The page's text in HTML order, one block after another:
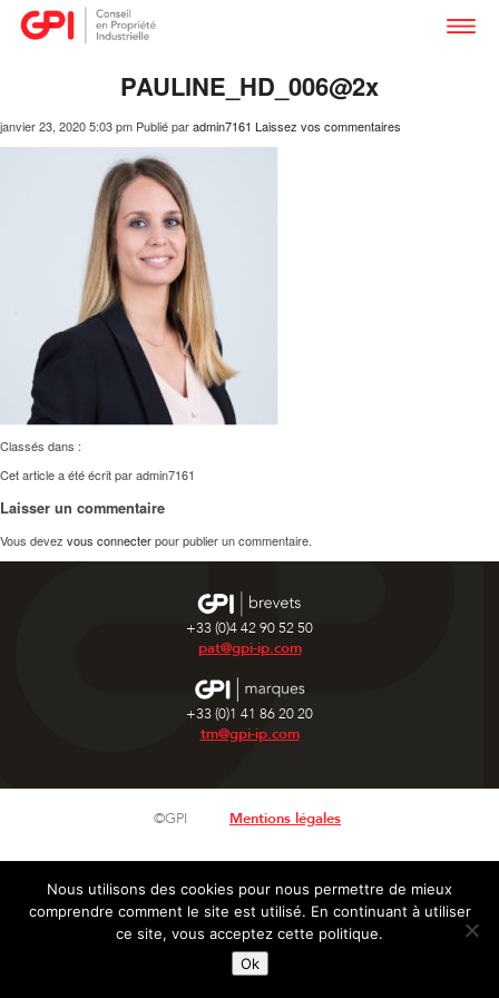
PAULINE_HD_006@2x
janvier 23, 2020 5:03 pm Publié paradmin7161 Laissez vos commentaires
Classés dans :
Cet article a été écrit par admin7161
Laisser un commentaire
Vous devez vous connecterpour publier un commentaire.
+33 (0)4 42 90 52 50
pat@gpi-ip.com
+33 (0)1 41 86 20 20
tm@gpi-ip.com
©GPI Mentions légales
Nous utilisons des cookies pour nous permettre de mieux
comprendre comment le site est utilisé. En continuant à utiliser
ce site, vous acceptez cette politique.
Ok